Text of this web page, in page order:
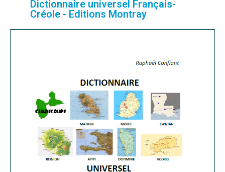
Dictionnaire universel Français-
Créole - Editions Montray